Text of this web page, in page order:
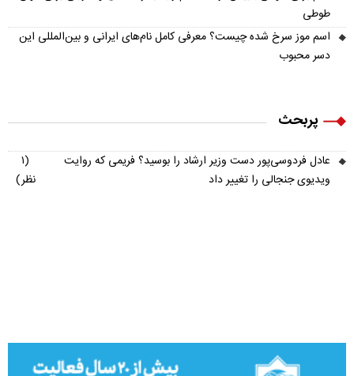
طوطی
اسم موز سرخ شده چیست؟ معرفی کامل نام‌های ایرانی و بین‌المللی این
دسر محبوب
پربحث
عادل فردوسی‌پور دست وزیر ارشاد را بوسید؟ فریمی که روایت
ویدیوی جنجالی را تغییر داد
(۱
نظر)